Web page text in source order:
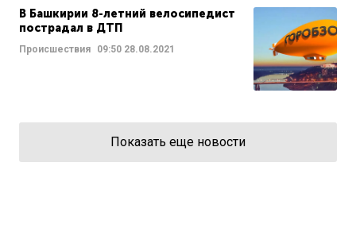
В Башкирии 8-летний велосипедист
пострадал в ДТП
Происшествия 09:50 28.08.2021
Показать еще новости